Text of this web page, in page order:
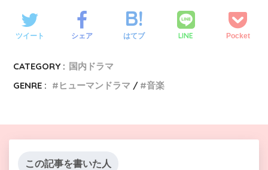
ツイート シェア はてブ LINE Pocket
CATEGORY : 国内ドラマ
GENRE :
ヒューマンドラマ 音楽
この記事を書いた人